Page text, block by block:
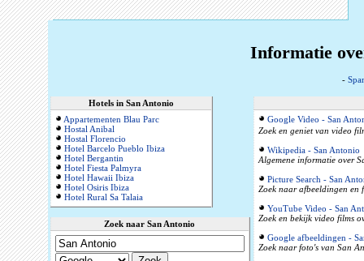
Informatie
-
Hotels in San Antonio
Appartementen Blau Parc
Hostal Anibal
Hostal Florencio
Hotel Barcelo Pueblo Ibiza
Hotel Bergantin
Hotel Fiesta Palmyra
Hotel Hawaii Ibiza
Hotel Osiris Ibiza
Hotel Rural Sa Talaia
Zoek naar San Antonio
Google Video - San
Zoek en geniet van video
Wikipedia - San Antonio
Algemene informatie over
Picture Search - San
Zoek naar afbeeldingen en
YouTube Video - San
Zoek en bekijk video films
Google afbeeldingen -
Zoek naar foto's van San